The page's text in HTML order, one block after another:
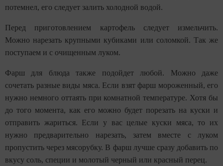
потемнел, его следует залить холодной водой.
Перед приготовлением картофель следует измельчить.
Можно нарезать крупными кубиками или соломкой. Так же
поступаем и с очищенным луком.
Фарш для блюда также подойдет любой. Можно даже
сочетать разные виды мяса. Если взят фарш мороженный, его
нужно немного оттаять при комнатной температуре. Хотя бы
до того момента, как его можно будет порезать на куски и
отправить жариться. Если у вас целые куски мяса, то их
нужно предварительно нарезать, затем вместе с луком
пропустить через мясорубку. В фарш лучше сразу добавить по
вкусу соль, специи и молотый черный или красный перец.